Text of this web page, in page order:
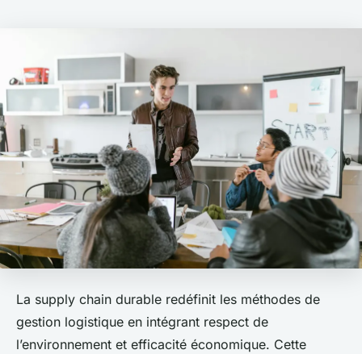
La supply chain durable redéfinit les méthodes de
gestion logistique en intégrant respect de
l’environnement et efficacité économique. Cette